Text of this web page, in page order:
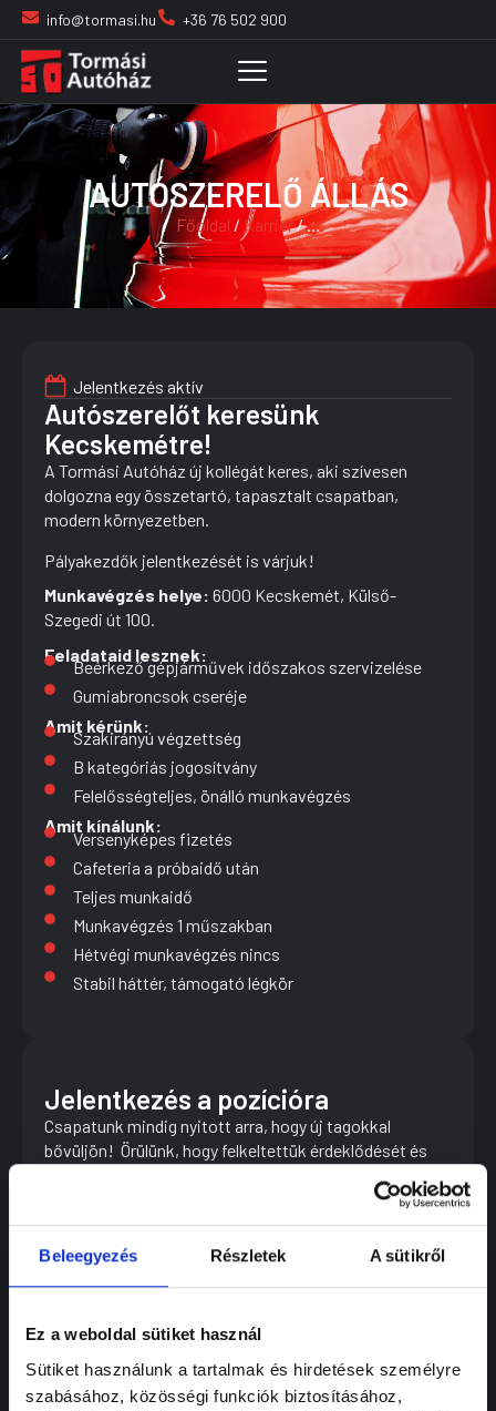
Beleegyezés Részletek A sütikről
Ez a weboldal sütiket használ
Sütiket használunk a tartalmak és hirdetések személyre
szabásához, közösségi funkciók biztosításához,
info@tormasi.hu +36 76 502 900
AUTÓSZERELŐ ÁLLÁS
Főoldal / Karrier/ …
Jelentkezés aktív
Autószerelőt keresünk
Kecskemétre!
A Tormási Autóház új kollégát keres, aki szívesen
dolgozna egy összetartó, tapasztalt csapatban,
modern környezetben.
Pályakezdők jelentkezését is várjuk!
Munkavégzés helye: 6000 Kecskemét, Külső-
Szegedi út 100.
Feladataid lesznek:
Beérkező gépjárművek időszakos szervizelése
Gumiabroncsok cseréje
Amit kérünk:
Szakirányú végzettség
B kategóriás jogosítvány
Felelősségteljes, önálló munkavégzés
Amit kínálunk:
Versenyképes fizetés
Cafeteria a próbaidő után
Teljes munkaidő
Munkavégzés 1 műszakban
Hétvégi munkavégzés nincs
Stabil háttér, támogató légkör
Jelentkezés a pozícióra
Csapatunk mindig nyitott arra, hogy új tagokkal
bővüljön! Örülünk, hogy felkeltettük érdeklődését és
megkapjuk. Jelentkezését elküldheti emailen vagy
pedig jelentkezési űrlapunkon keresztül is!
E-mailen történő jelentkezését a következő e-mail
címre várjuk:
info@tormasi.hu